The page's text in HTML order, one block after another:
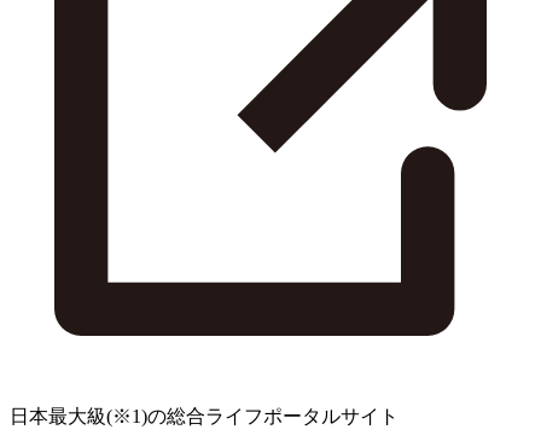
日本最大級(※1)の総合ライフポータルサイト